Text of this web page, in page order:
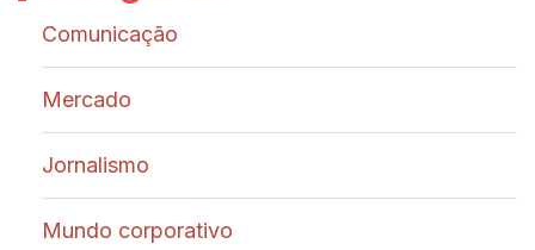
Comunicação
Mercado
Jornalismo
Mundo corporativo